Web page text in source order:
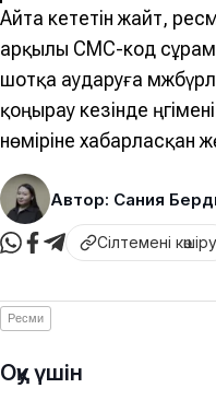
Айта кететін жайт,
арқылы СМС-код
шотқа аударуға
қоңырау кезінде
нөміріне хабарласқан
Автор: Сания
Сілтемені көшіру
Ресми
Оқу үшін